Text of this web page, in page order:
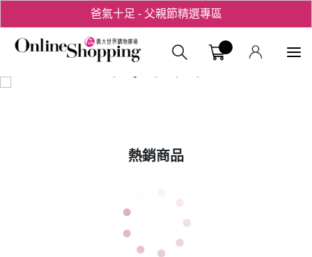
爸氣十足 - 父親節精選專區
用心愛你！七夕星選禮遇！義大購物
熱銷商品